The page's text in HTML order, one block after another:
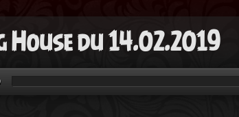
House du 14.02.2019